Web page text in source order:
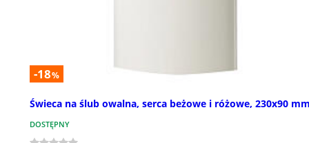
-18%
Świeca na ślub owalna, serca beżowe i różowe, 230x90
DOSTĘPNY